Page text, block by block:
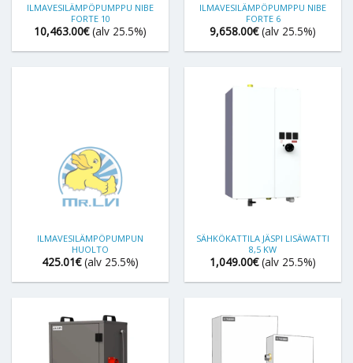
ILMAVESILÄMPÖPUMPPU NIBE
FORTE 10
10,463.00€ (alv 25.5%)
ILMAVESILÄMPÖPUMPPU NIBE
FORTE 6
9,658.00€ (alv 25.5%)
ILMAVESILÄMPÖPUMPUN
HUOLTO
425.01€ (alv 25.5%)
SÄHKÖKATTILA JÄSPI LISÄWATTI
8,5 KW
1,049.00€ (alv 25.5%)